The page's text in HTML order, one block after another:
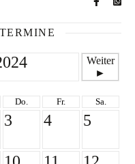
Weiter
►
Do. Fr. Sa.
3 4 5